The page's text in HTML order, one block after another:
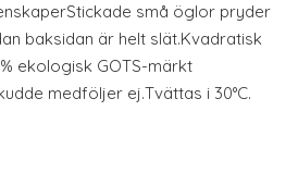
små öglor pryder
baksidan är helt slät.Kvadratisk
ekologisk GOTS-märkt
medföljer ej.Tvättas i 30°C.